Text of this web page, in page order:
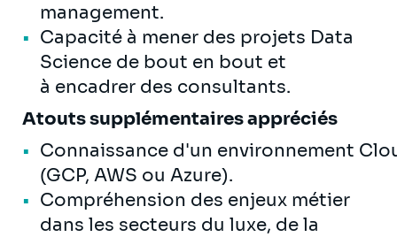
management.
Capacité à mener des projets Data
Science de bout en bout et
à encadrer des consultants.
Atouts supplémentaires appréciés
Connaissance d'un environnement
(GCP, AWS ou Azure).
Compréhension des enjeux métier
dans les secteurs du luxe, de la